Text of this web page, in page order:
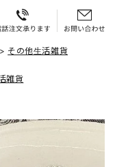
その他生活雑貨
雑貨